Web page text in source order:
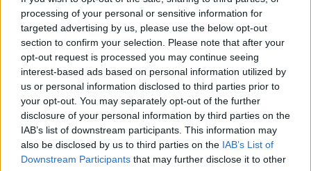
processing of your personal or sensitive information for
targeted advertising by us, please use the below opt-out
section to confirm your selection. Please note that after your
opt-out request is processed you may continue seeing
interest-based ads based on personal information utilized by
us or personal information disclosed to third parties prior to
your opt-out. You may separately opt-out of the further
disclosure of your personal information by third parties on the
IAB’s list of downstream participants. This information may
also be disclosed by us to third parties on the IAB’s List of
Downstream Participants that may further disclose it to other
nav retums